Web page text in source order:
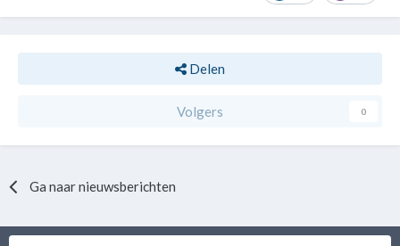
Delen
Volgers 0
Ga naar nieuwsberichten